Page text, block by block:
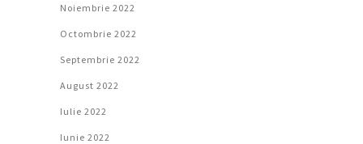
Noiembrie 2022
Octombrie 2022
Septembrie 2022
August 2022
Iulie 2022
Iunie 2022